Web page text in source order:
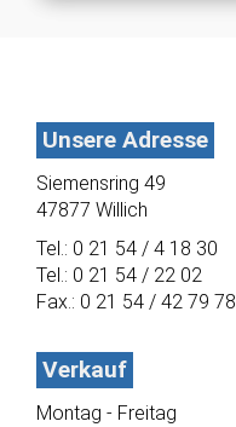
Unsere Adresse
Siemensring 49
47877 Willich
Tel.: 0 21 54 / 4 18 30
Tel.: 0 21 54 / 22 02
Fax.: 0 21 54 / 42 79 78
Verkauf
Montag - Freitag